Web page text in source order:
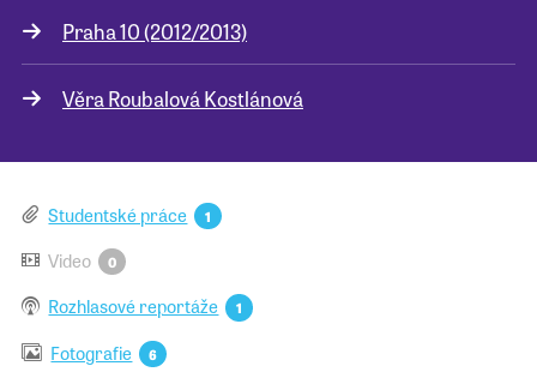
Praha 10 (2012/2013)
Věra Roubalová Kostlánová
Studentské práce 1
Video 0
Rozhlasové reportáže 1
Fotografie 6